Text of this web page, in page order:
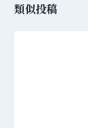
シ
類似投稿